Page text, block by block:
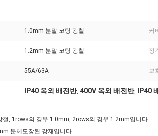
1.0mm 분말 코팅 강철 커
1.2mm 분말 코팅 강철 정
55A/63A 보
IP40 옥외 배전반, 400V 옥외 배전반, IP40
철, 1rows의 경우 1.0mm, 2rows의 경우 1.2mm입니다.
분체도장된 강재입니다.